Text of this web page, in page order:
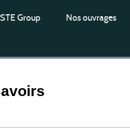
Group Nos ouvrages